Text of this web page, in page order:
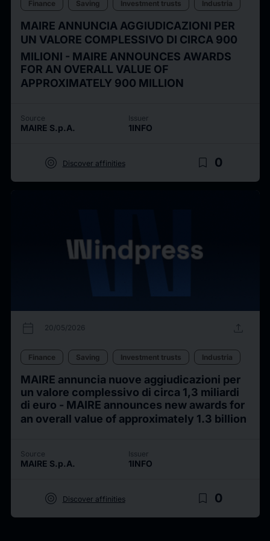
Finance Saving Investment trusts Industria
MAIRE ANNUNCIA AGGIUDICAZIONI PER
UN VALORE COMPLESSIVO DI CIRCA 900
MILIONI - MAIRE ANNOUNCES AWARDS
FOR AN OVERALL VALUE OF
APPROXIMATELY 900 MILLION
Source
MAIRE S.p.A.
Issuer
1INFO
target Discover affinities bookmark_border 0
calendar_today 20/05/2026 upload
Finance Saving Investment trusts Industria
MAIRE annuncia nuove aggiudicazioni per
un valore complessivo di circa 1,3 miliardi
di euro - MAIRE announces new awards for
an overall value of approximately 1.3 billion
Source
MAIRE S.p.A.
Issuer
1INFO
target Discover affinities bookmark_border 0